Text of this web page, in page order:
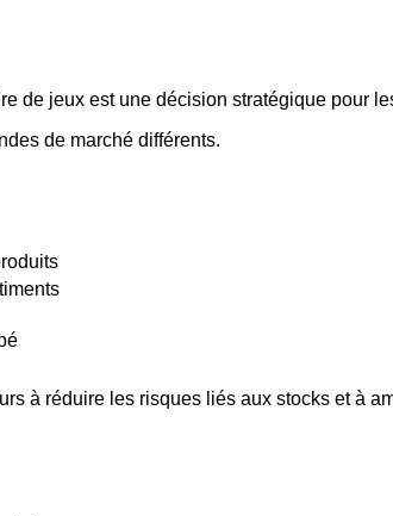
de jeux est une décision stratégique pour
de marché différents.
à réduire les risques liés aux stocks et à